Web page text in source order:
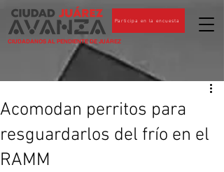
CIUDADANOS AL PENDIENTE DE JUÁREZ
Participa en la encuesta
Acomodan perritos para
resguardarlos del frío en el
RAMM